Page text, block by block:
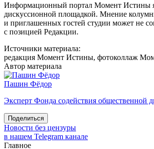
Информационный портал Момент Истины
дискуссионной площадкой. Мнение
и приглашенных гостей студии может не
с позицией Редакции.
Источники материала:
редакция Момент Истины, фотоколлаж
Автор материала
Пашин Фёдор
Эксперт Фонда содействия общественной
Поделиться
Новости без цензуры
в нашем Telegram канале
Главное